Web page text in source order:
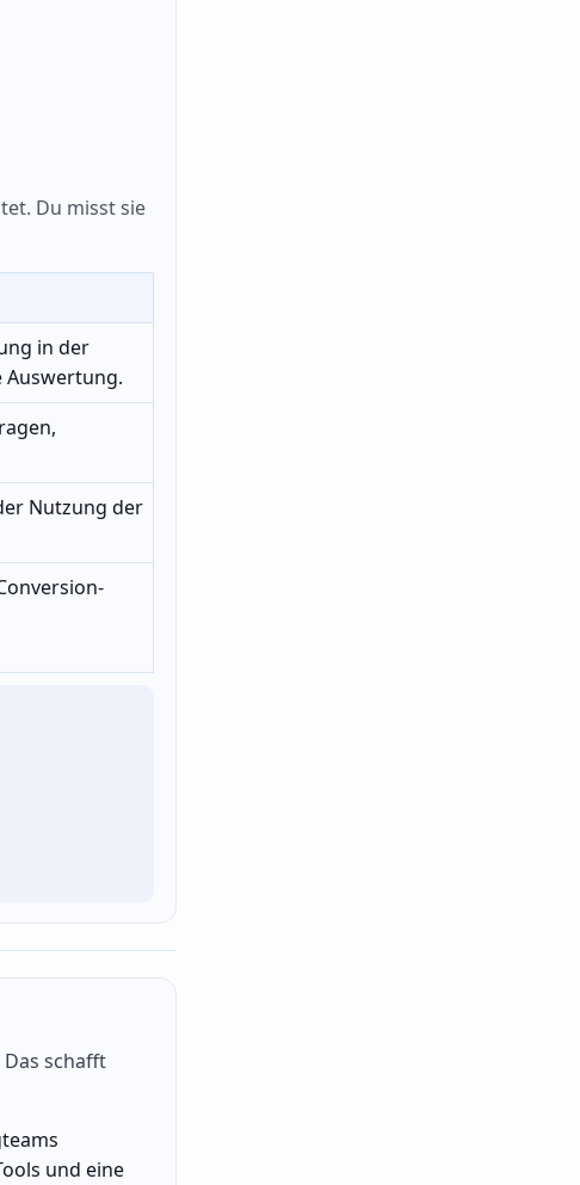
Du misst sie
in der
Nutzung der
schafft
und eine